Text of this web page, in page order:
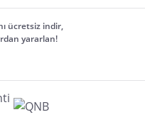
ücretsiz indir,
yararlan!